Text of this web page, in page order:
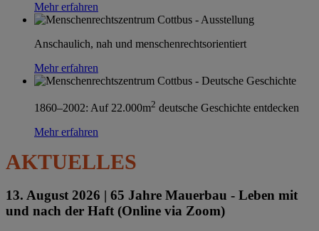
Mehr erfahren
Anschaulich, nah und menschenrechtsorientiert
Mehr erfahren
1860–2002: Auf 22.000m2 deutsche Geschichte entdecken
Mehr erfahren
AKTUELLES
13. August 2026 | 65 Jahre Mauerbau - Leben mit
und nach der Haft (Online via Zoom)